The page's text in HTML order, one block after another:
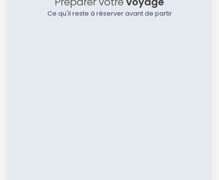
Ce qu'il reste à réserver avant de partir